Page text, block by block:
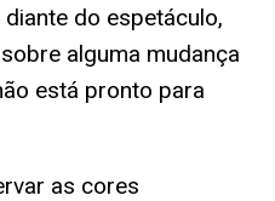
diante do espetáculo,
alguma mudança
está pronto para
as cores